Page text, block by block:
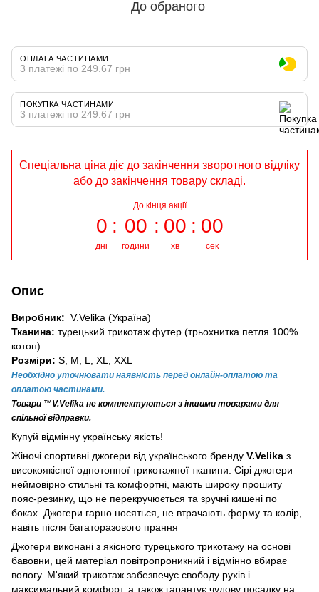
До обраного
ОПЛАТА ЧАСТИНАМИ
3 платежі по 249.67 грн
ПОКУПКА ЧАСТИНАМИ
3 платежі по 249.67 грн
Спеціальна ціна діє до закінчення зворотного відліку
або до закінчення товару складі.
До кінця акції
0
дні
00
години
00
хв
00
сек
Опис
Виробник: V.Velika (Україна)
Тканина: турецький трикотаж футер (трьохнитка петля 100%
котон)
Розміри: S, M, L, XL, XXL
Необхідно уточнювати наявність перед онлайн-оплатою та
оплатою частинами.
Товари ™V.Velika не комплектуються з іншими товарами для
спільної відправки.
Купуй відмінну українську якість!
Жіночі спортивні джогери від українського бренду V.Velika з
високоякісної однотонної трикотажної тканини. Сірі джогери
неймовірно стильні та комфортні, мають широку прошиту
пояс-резинку, що не перекручюється та зручні кишені по
боках. Джогери гарно носяться, не втрачають форму та колір,
навіть після багаторазового прання
Джогери виконані з якісного турецького трикотажу на основі
бавовни, цей матеріал повітропроникний і відмінно вбирає
вологу. М'який трикотаж забезпечує свободу рухів і
максимальний комфорт, а також гарантує чудову посадку на